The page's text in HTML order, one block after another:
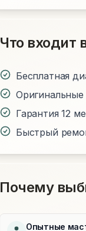
Что входит
Бесплатная
Гарантия 12
Быстрый
Почему
Опытные